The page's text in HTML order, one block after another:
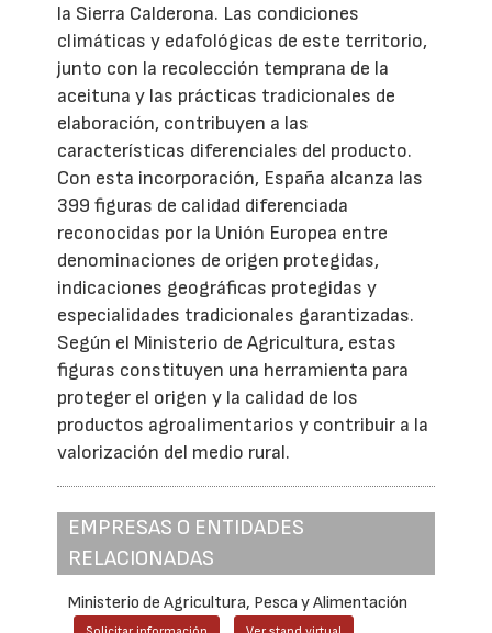
la Sierra Calderona. Las condiciones
climáticas y edafológicas de este territorio,
junto con la recolección temprana de la
aceituna y las prácticas tradicionales de
elaboración, contribuyen a las
características diferenciales del producto.
Con esta incorporación, España alcanza las
399 figuras de calidad diferenciada
reconocidas por la Unión Europea entre
denominaciones de origen protegidas,
indicaciones geográficas protegidas y
especialidades tradicionales garantizadas.
Según el Ministerio de Agricultura, estas
figuras constituyen una herramienta para
proteger el origen y la calidad de los
productos agroalimentarios y contribuir a la
valorización del medio rural.
EMPRESAS O ENTIDADES
RELACIONADAS
Ministerio de Agricultura, Pesca y Alimentación